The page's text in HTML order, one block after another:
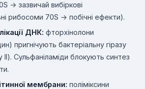
→ зазвичай вибіркові
рибосоми 70S → побічні ефекти).
ДНК: фторхінолони
пригнічують бактеріальну гіразу
II). Сульфаніламіди блокують синтез
мембрани: поліміксини